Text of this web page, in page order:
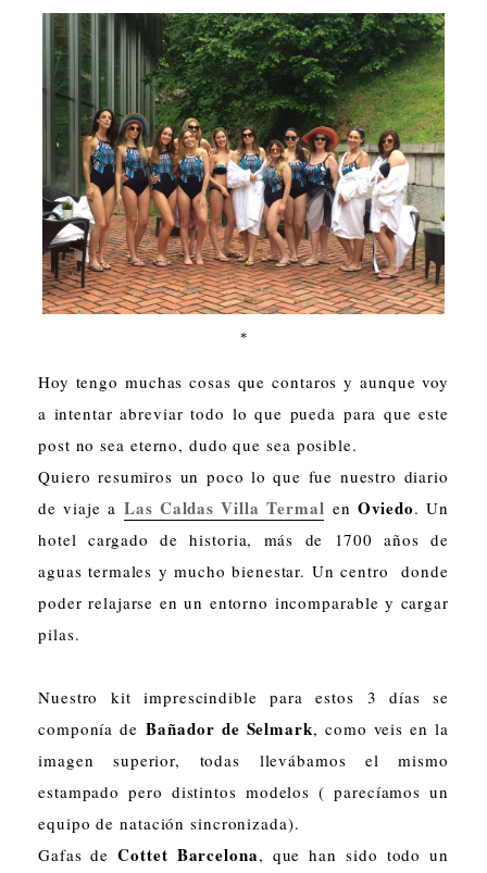
*
Hoy tengo muchas cosas que contaros y aunque voy
a intentar abreviar todo lo que pueda para que este
post no sea eterno, dudo que sea posible.
Quiero resumiros un poco lo que fue nuestro diario
de viaje a Las Caldas Villa Termal en Oviedo. Un
hotel cargado de historia, más de 1700 años de
aguas termales y mucho bienestar. Un centro donde
poder relajarse en un entorno incomparable y cargar
pilas.
Nuestro kit imprescindible para estos 3 días se
componía deBañador de Selmark, como veis en la
imagen superior, todas llevábamos el mismo
estampado pero distintos modelos ( parecíamos un
equipo de natación sincronizada).
Gafas deCottet Barcelona, que han sido todo un